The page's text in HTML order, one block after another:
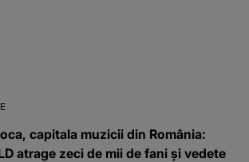
capitala muzicii din România:
atrage zeci de mii de fani și vedete